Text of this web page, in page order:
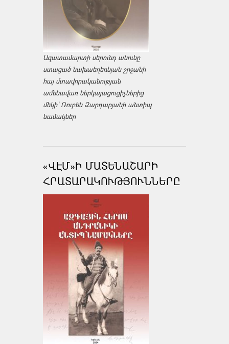
Ազատամարտի սերունդ անունը
ստացած նախաեղեռնյան շրջանի
հայ մտավորականության
ամենավառ ներկայացուցիչներից
մեկի՝ Ռուբեն Զարդարյանի անտիպ
նամակներ
«ՎԷՄ»Ի ՄԱՏԵՆԱՇԱՐԻ
ՀՐԱՏԱՐԱԿՈՒԹՅՈՒՆՆԵՐԸ